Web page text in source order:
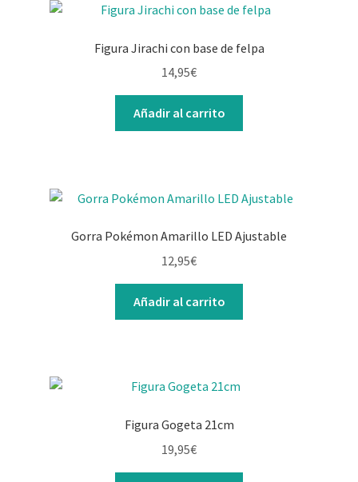
Figura Jirachi con base de felpa
14,95€
Añadir al carrito
Gorra Pokémon Amarillo LED Ajustable
12,95€
Añadir al carrito
Figura Gogeta 21cm
19,95€